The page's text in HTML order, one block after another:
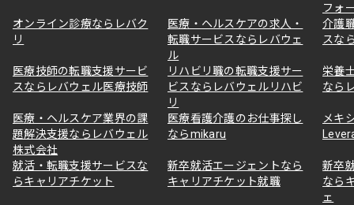
フォ
オンライン診療ならレバク
リ
医療・ヘルスケアの求人・
転職サービスならレバウェ
ル
介護
スな
医療技師の転職支援サービ
スならレバウェル医療技師
リハビリ職の転職支援サー
ビスならレバウェルリハビ
リ
栄養
なら
医療・ヘルスケア業界の課
題解決支援ならレバウェル
株式会社
医療看護介護のお仕事探し
ならmikaru
メキ
就活・転職支援サービスな
らキャリアチケット
新卒就活エージェントなら
キャリアチケット就職
新卒
なら
ェ